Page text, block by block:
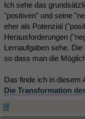
Ich sehe das
"positiven" und seine
eher als Potenzial
Herausforderungen
Lernaufgaben sehe.
so dass man die
Das finde ich in diesem
Die Transformation